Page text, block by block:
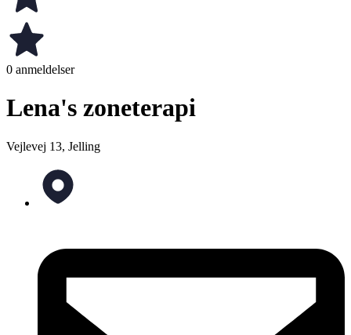
0 anmeldelser
Lena's zoneterapi
Vejlevej 13, Jelling